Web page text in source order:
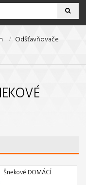
Odšťavňovače
Šnekové DOMÁCÍ